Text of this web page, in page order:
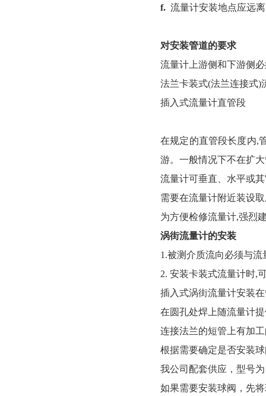
f. 流量计安装地点应远
对安装管道的要求
流量计上游侧和下游侧
法兰卡装式(法兰连接式)
插入式流量计直管段
在规定的直管段长度内,
游。一般情况下不在扩
流量计可垂直、水平或
需要在流量计附近装设
为方便检修流量计,强烈
涡街流量计的安装
1.被测介质流向必须与
2. 安装卡装式流量计时,
插入式涡街流量计安装
在圆孔处焊上随流量计
连接法兰的短管上有加
根据需要确定是否安装
我公司配套供应，型号
如果需要安装球阀，先